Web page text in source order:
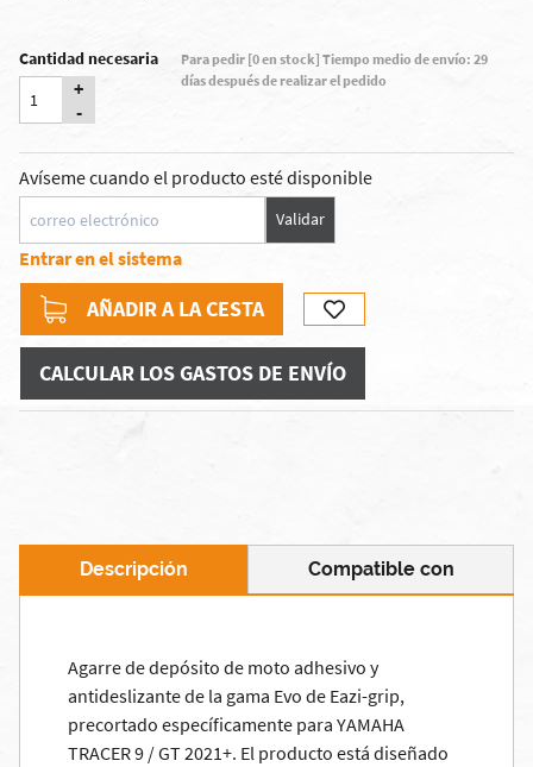
Cantidad necesaria
+
-
Para pedir [0 en stock] Tiempo medio de envío: 29
días después de realizar el pedido
Avíseme cuando el producto esté disponible
Validar
Entrar en el sistema
AÑADIR A LA CESTA
CALCULAR LOS GASTOS DE ENVÍO
Descripción Compatible con
Agarre de depósito de moto adhesivo y
antideslizante de la gama Evo de Eazi-grip,
precortado específicamente para YAMAHA
TRACER 9 / GT 2021+. El producto está diseñado